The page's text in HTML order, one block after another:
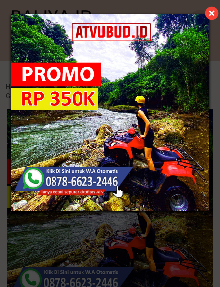
Kategori
Home >Sandal Wanita >7 Sandal Yang Cocok Untuk Orang
Gemuk